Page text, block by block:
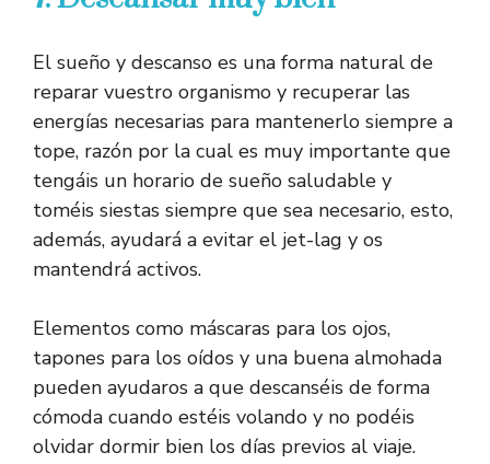
El sueño y descanso es una forma natural de
reparar vuestro organismo y recuperar las
energías necesarias para mantenerlo siempre a
tope, razón por la cual es muy importante que
tengáis un horario de sueño saludable y
toméis siestas siempre que sea necesario, esto,
además, ayudará a evitar el jet-lag y os
mantendrá activos.
Elementos como máscaras para los ojos,
tapones para los oídos y una buena almohada
pueden ayudaros a que descanséis de forma
cómoda cuando estéis volando y no podéis
olvidar dormir bien los días previos al viaje.